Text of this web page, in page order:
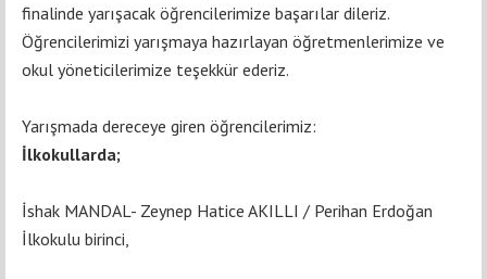
finalinde yarışacak öğrencilerimize başarılar dileriz.
Öğrencilerimizi yarışmaya hazırlayan öğretmenlerimize ve
okul yöneticilerimize teşekkür ederiz.
Yarışmada dereceye giren öğrencilerimiz:
İlkokullarda;
İshak MANDAL- Zeynep Hatice AKILLI / Perihan Erdoğan
İlkokulu birinci,